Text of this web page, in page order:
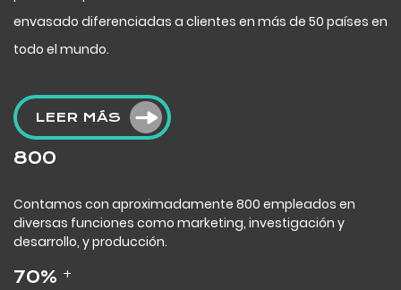
envasado diferenciadas a clientes en más de 50 países en
todo el mundo.
LEER MÁS
800
Contamos con aproximadamente 800 empleados en
diversas funciones como marketing, investigación y
desarrollo, y producción.
70% +